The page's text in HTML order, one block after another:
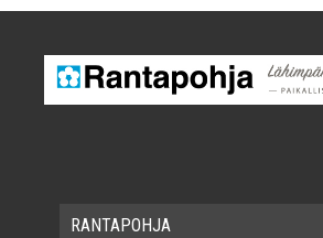
RAN­TA­POH­JA